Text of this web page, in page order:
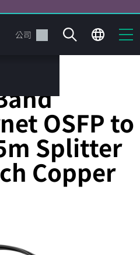
公司
目前是空的
、配置和订购。
购买
OSFP to
Splitter
Copper